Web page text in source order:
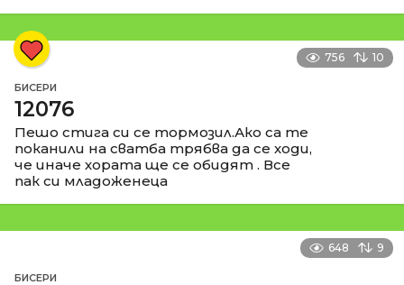
756 10
БИСЕРИ
12076
Пешо стига си се тормозил.Ако са те
поканили на сватба трябва да се ходи,
че иначе хората ще се обидят . Все
пак си младоженеца
648 9
БИСЕРИ